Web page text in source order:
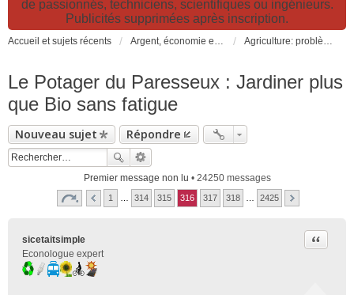
de passionnés, techniciens, scientifiques ou ingénieurs.
Publicités supprimées après inscription.
Accueil et sujets récents Argent, économie et finance. Alimentation et agriculture. Développement durable, pollution de l'air et catastrophes. Gestion des déchets. Agriculture: problèmes et pollutions, nouvelles techniques et solutions
Le Potager du Paresseux : Jardiner plus
que Bio sans fatigue
Nouveau sujet Répondre
Premier message non lu • 24250 messages
1 314 315 316 317 318 2425
sicetaitsimple
Econologue expert
Citer